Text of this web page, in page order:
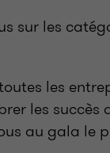
sur les
les
les
au gala le